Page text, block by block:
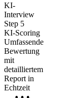
KI-
Interview
Step 5
KI-Scoring
Umfassende
Bewertung
mit
detailliertem
Report in
Echtzeit